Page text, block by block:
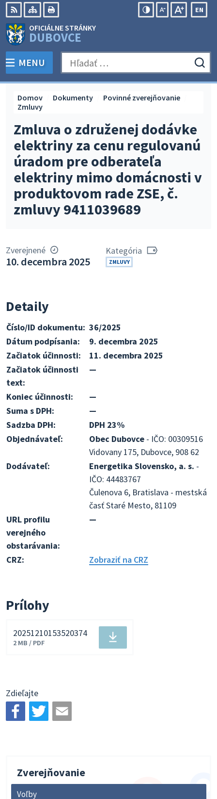
Preskočiť
na
obsah
RSS Mapa
EN
OFICIÁLNE STRÁNKY
DUBOVCE
PREPNÚŤ
MENU Hľadať:
Zmluva o združenej dodávke
elektriny za cenu regulovanú
úradom pre odberateľa
elektriny mimo domácnosti v
produktovom rade ZSE, č.
zmluvy 9411039689
Domov Dokumenty
Povinné zverejňovanie
Zmluvy
Zverejnené
10. decembra 2025
Kategória
ZMLUVY
Detaily
Číslo/ID dokumentu: 36/2025
Dátum podpísania:
9. decembra 2025
Začiatok účinnosti:
11. decembra 2025
Začiatok účinnosti
text:
—
Koniec účinnosti:
—
Suma s DPH:
—
Sadzba DPH:
DPH 23%
Objednávateľ:
Obec Dubovce - IČO: 00309516
Vidovany 175, Dubovce, 908 62
Dodávateľ:
Energetika Slovensko, a. s. -
IČO: 44483767
Čulenova 6, Bratislava - mestská
časť Staré Mesto, 81109
URL profilu
verejného
obstarávania:
—
CRZ: Zobraziť na CRZ
Prílohy
Stiahnuť
20251210153520374
2 MB / PDF
Zdieľajte
Zverejňovanie
Voľby